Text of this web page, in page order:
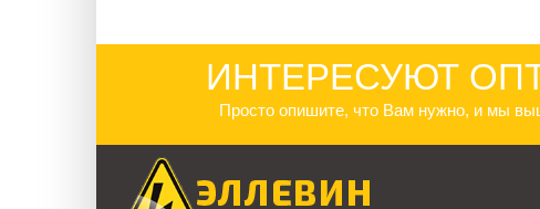
ИНТЕРЕСУЮТ
Просто опишите, что Вам нужно, и мы